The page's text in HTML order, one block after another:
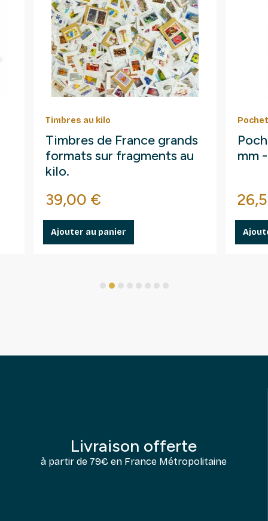
Timbres au kilo
Timbres de France grands
formats sur fragments au
kilo.
Prix
39,00 €
Ajouter au panier
mm
Prix
Livraison offerte
à partir de 79€ en France Métropolitaine